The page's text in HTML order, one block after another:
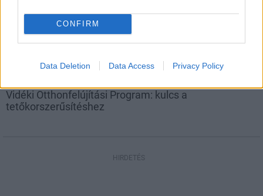
CONFIRM
Data Deletion Data Access Privacy Policy
Vidéki Otthonfelújítási Program: kulcs a
tetőkorszerűsítéshez
HIRDETÉS